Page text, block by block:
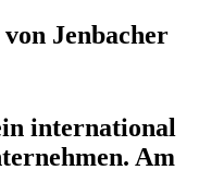
Jenbacher
international
Am